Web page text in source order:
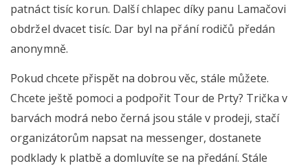
patnáct tisíc korun. Další chlapec díky panu Lamačovi
obdržel dvacet tisíc. Dar byl na přání rodičů předán
anonymně.
Pokud chcete přispět na dobrou věc, stále můžete.
Chcete ještě pomoci a podpořit Tour de Prty? Trička v
barvách modrá nebo černá jsou stále v prodeji, stačí
organizátorům napsat na messenger, dostanete
podklady k platbě a domluvíte se na předání. Stále